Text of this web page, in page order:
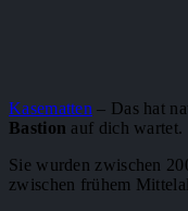
Kasematten – Das hat
Bastion auf dich wartet.
Sie wurden zwischen
zwischen frühem